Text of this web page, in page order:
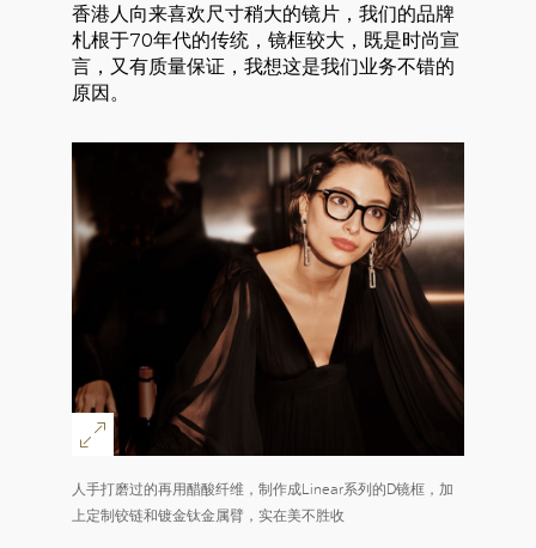
香港人向来喜欢尺寸稍大的镜片，我们的品牌
札根于70年代的传统，镜框较大，既是时尚宣
言，又有质量保证，我想这是我们业务不错的
原因。
人手打磨过的再用醋酸纤维，制作成Linear系列的D镜框，加
上定制铰链和镀金钛金属臂，实在美不胜收